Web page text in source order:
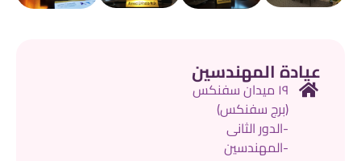
عيادة المهندسين
١٩ ميدان سفنكس
(برج سفنكس)
-الدور الثانى
-المهندسين